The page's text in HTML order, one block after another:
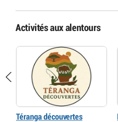
Activités aux alentours
Téranga découvertes